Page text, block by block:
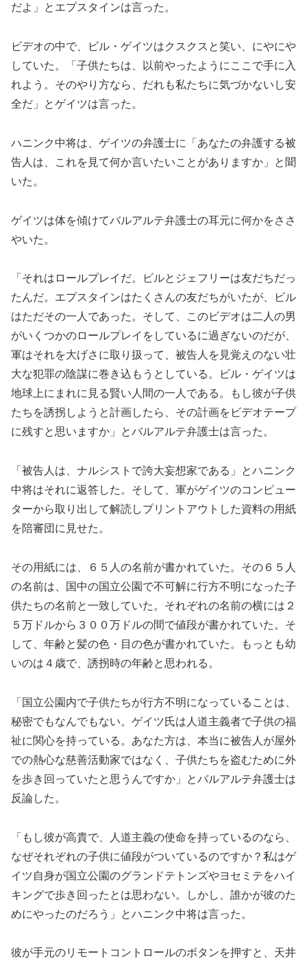
だよ」とエプスタインは言った。
ビデオの中で、ビル・ゲイツはクスクスと笑い、にやにや
していた。「子供たちは、以前やったようにここで手に入
れよう。そのやり方なら、だれも私たちに気づかないし安
全だ」とゲイツは言った。
ハニンク中将は、ゲイツの弁護士に「あなたの弁護する被
告人は、これを見て何か言いたいことがありますか」と聞
いた。
ゲイツは体を傾けてバルアルテ弁護士の耳元に何かをささ
やいた。
「それはロールプレイだ。ビルとジェフリーは友だちだっ
たんだ。エプスタインはたくさんの友だちがいたが、ビル
はただその一人であった。そして、このビデオは二人の男
がいくつかのロールプレイをしているに過ぎないのだが、
軍はそれを大げさに取り扱って、被告人を見覚えのない壮
大な犯罪の陰謀に巻き込もうとしている。ビル・ゲイツは
地球上にまれに見る賢い人間の一人である。もし彼が子供
たちを誘拐しようと計画したら、その計画をビデオテープ
に残すと思いますか」とバルアルテ弁護士は言った。
「被告人は、ナルシストで誇大妄想家である」とハニンク
中将はそれに返答した。そして、軍がゲイツのコンピュー
ターから取り出して解読しプリントアウトした資料の用紙
を陪審団に見せた。
その用紙には、６５人の名前が書かれていた。その６５人
の名前は、国中の国立公園で不可解に行方不明になった子
供たちの名前と一致していた。それぞれの名前の横には２
５万ドルから３００万ドルの間で値段が書かれていた。そ
して、年齢と髪の色・目の色が書かれていた。もっとも幼
いのは４歳で、誘拐時の年齢と思われる。
「国立公園内で子供たちが行方不明になっていることは、
秘密でもなんでもない。ゲイツ氏は人道主義者で子供の福
祉に関心を持っている。あなた方は、本当に被告人が屋外
での熱心な慈善活動家ではなく、子供たちを盗むために外
を歩き回っていたと思うんですか」とバルアルテ弁護士は
反論した。
「もし彼が高貴で、人道主義の使命を持っているのなら、
なぜそれぞれの子供に値段がついているのですか？私はゲ
イツ自身が国立公園のグランドテトンズやヨセミテをハイ
キングで歩き回ったとは思わない。しかし、誰かが彼のた
めにやったのだろう」とハニンク中将は言った。
彼が手元のリモートコントロールのボタンを押すと、天井